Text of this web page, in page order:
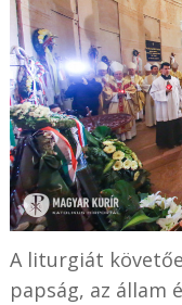
A liturgiát
papság, az állam